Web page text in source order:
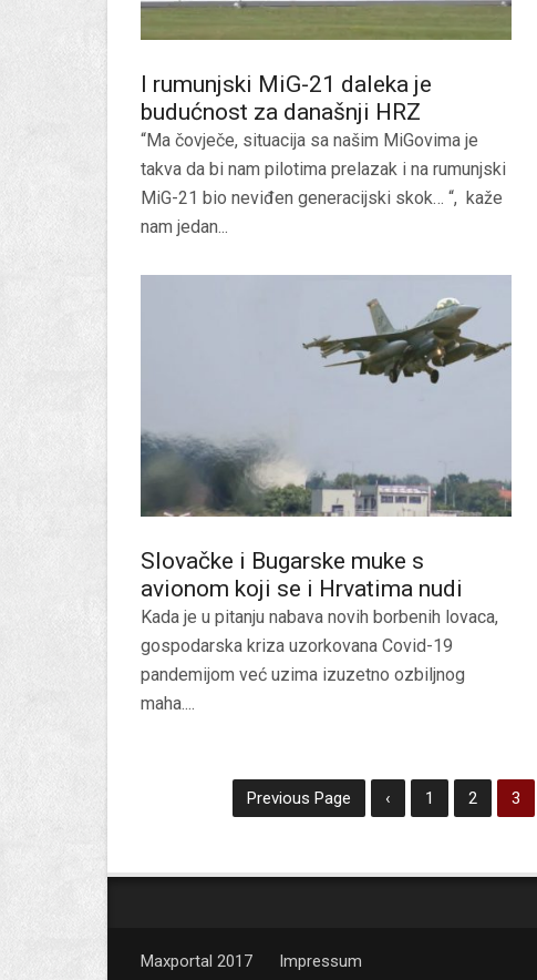
I rumunjski MiG-21 daleka je
budućnost za današnji HRZ
“Ma čovječe, situacija sa našim MiGovima je
takva da bi nam pilotima prelazak i na rumunjski
MiG-21 bio neviđen generacijski skok… “, kaže
nam jedan...
Slovačke i Bugarske muke s
avionom koji se i Hrvatima nudi
Kada je u pitanju nabava novih borbenih lovaca,
gospodarska kriza uzorkovana Covid-19
pandemijom već uzima izuzetno ozbiljnog
maha....
Previous Page ‹ 1 2 3
Maxportal 2017 Impressum